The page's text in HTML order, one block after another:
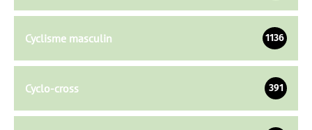
Cyclisme masculin 1136
Cyclo-cross 391